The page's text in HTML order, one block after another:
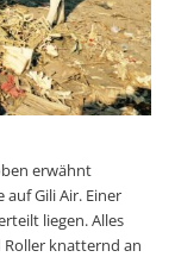
erwähnt
Gili Air. Einer
liegen. Alles
knatternd an